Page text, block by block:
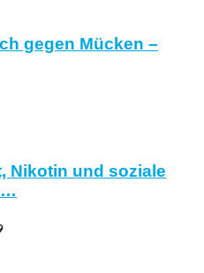
gegen Mücken –
Nikotin und soziale